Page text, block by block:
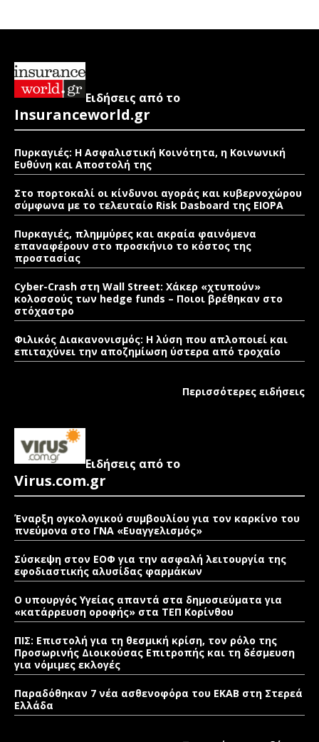
Ειδήσεις από το
Insuranceworld.gr
Πυρκαγιές: Η Ασφαλιστική Κοινότητα, η Κοινωνική
Ευθύνη και Αποστολή της
Στο πορτοκαλί οι κίνδυνοι αγοράς και κυβερνοχώρου
σύμφωνα με το τελευταίο Risk Dasboard της EIOPA
Πυρκαγιές, πλημμύρες και ακραία φαινόμενα
επαναφέρουν στο προσκήνιο το κόστος της
προστασίας
Cyber-Crash στη Wall Street: Χάκερ «χτυπούν»
κολοσσούς των hedge funds – Ποιοι βρέθηκαν στο
στόχαστρο
Φιλικός Διακανονισμός: Η λύση που απλοποιεί και
επιταχύνει την αποζημίωση ύστερα από τροχαίο
Περισσότερες ειδήσεις
Ειδήσεις από το
Virus.com.gr
Έναρξη ογκολογικού συμβουλίου για τον καρκίνο του
πνεύμονα στο ΓΝΑ «Ευαγγελισμός»
Σύσκεψη στον ΕΟΦ για την ασφαλή λειτουργία της
εφοδιαστικής αλυσίδας φαρμάκων
Ο υπουργός Υγείας απαντά στα δημοσιεύματα για
«κατάρρευση οροφής» στα ΤΕΠ Κορίνθου
ΠΙΣ: Επιστολή για τη θεσμική κρίση, τον ρόλο της
Προσωρινής Διοικούσας Επιτροπής και τη δέσμευση
για νόμιμες εκλογές
Παραδόθηκαν 7 νέα ασθενοφόρα του ΕΚΑΒ στη Στερεά
Ελλάδα